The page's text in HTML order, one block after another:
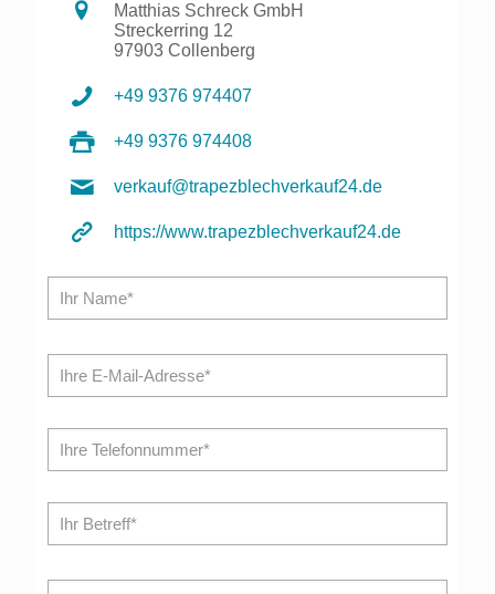
Matthias Schreck GmbH
Streckerring 12
97903 Collenberg
+49 9376 974407
+49 9376 974408
verkauf@trapezblechverkauf24.de
https://www.trapezblechverkauf24.de
Bitte
Bitte